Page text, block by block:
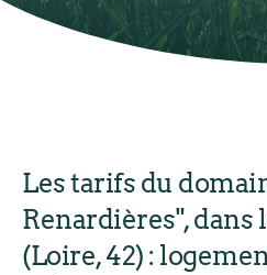
Les tarifs du
Renardières", dans
(Loire, 42) :